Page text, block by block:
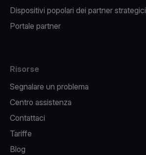
Dispositivi popolari dei partner strategici
Portale partner
Risorse
Segnalare un problema
Centro assistenza
Contattaci
Tariffe
Blog